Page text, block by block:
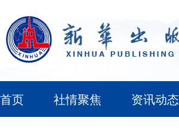
首页 社情聚焦 资讯动态